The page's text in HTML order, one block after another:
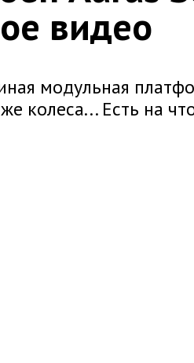
видео
модульная
колеса... Есть на